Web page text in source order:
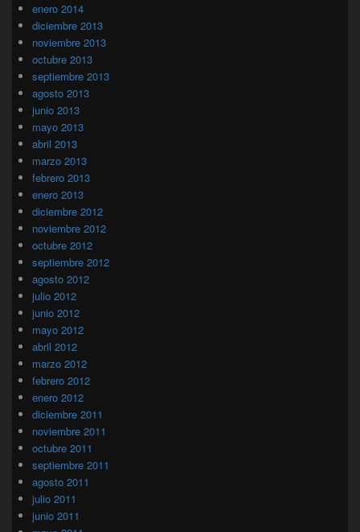
enero 2014
diciembre 2013
noviembre 2013
octubre 2013
septiembre 2013
agosto 2013
junio 2013
mayo 2013
abril 2013
marzo 2013
febrero 2013
enero 2013
diciembre 2012
noviembre 2012
octubre 2012
septiembre 2012
agosto 2012
julio 2012
junio 2012
mayo 2012
abril 2012
marzo 2012
febrero 2012
enero 2012
diciembre 2011
noviembre 2011
octubre 2011
septiembre 2011
agosto 2011
julio 2011
junio 2011